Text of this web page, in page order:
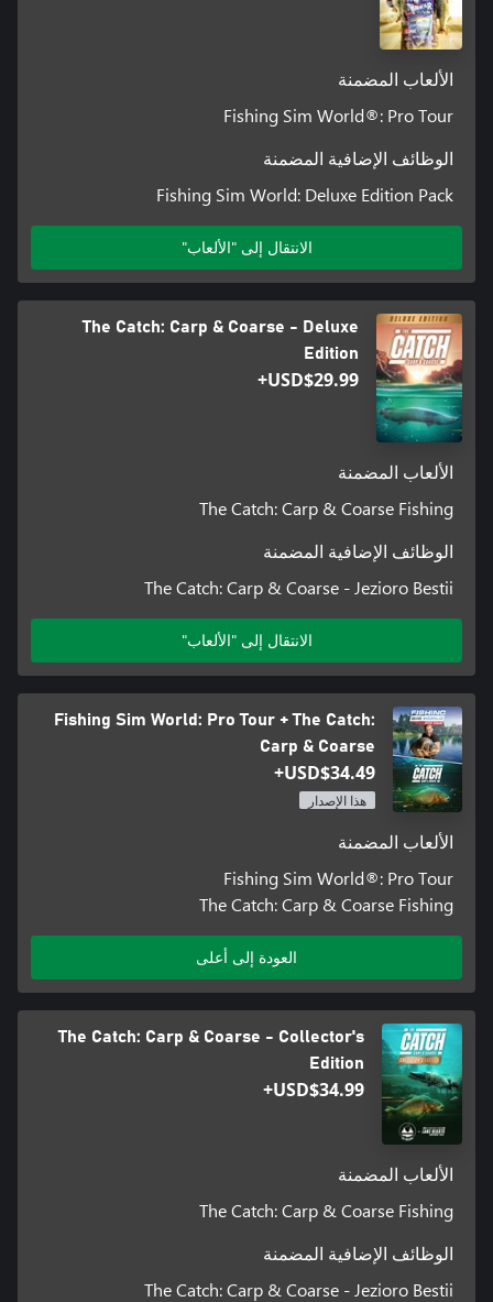
الألعاب المضمنة
Fishing Sim World®: Pro Tour
الوظائف الإضافية المضمنة
Fishing Sim World: Deluxe Edition Pack
الانتقال إلى "الألعاب"
The Catch: Carp & Coarse - Deluxe
Edition
USD$29.99+
الألعاب المضمنة
The Catch: Carp & Coarse Fishing
الوظائف الإضافية المضمنة
The Catch: Carp & Coarse - Jezioro Bestii
الانتقال إلى "الألعاب"
Fishing Sim World: Pro Tour + The Catch:
Carp & Coarse
USD$34.49+
هذا الإصدار
الألعاب المضمنة
Fishing Sim World®: Pro Tour
The Catch: Carp & Coarse Fishing
العودة إلى أعلى
The Catch: Carp & Coarse - Collector's
Edition
USD$34.99+
الألعاب المضمنة
The Catch: Carp & Coarse Fishing
الوظائف الإضافية المضمنة
The Catch: Carp & Coarse - Jezioro Bestii